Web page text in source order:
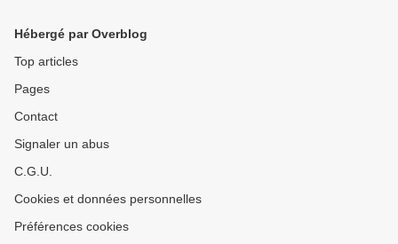
Hébergé par Overblog
Top articles
Pages
Contact
Signaler un abus
C.G.U.
Cookies et données personnelles
Préférences cookies